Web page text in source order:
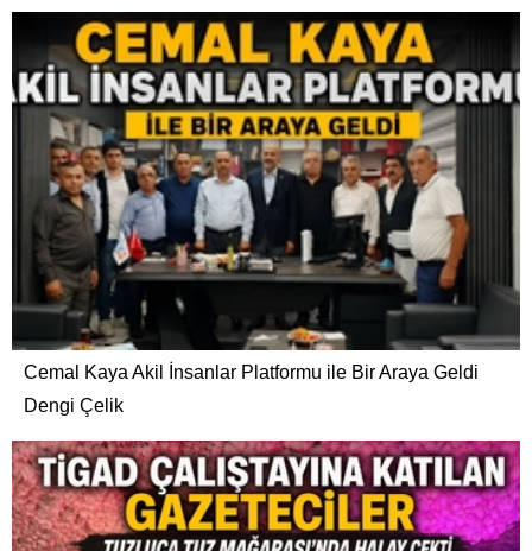
Cemal Kaya Akil İnsanlar Platformu ile Bir Araya Geldi
Dengi Çelik